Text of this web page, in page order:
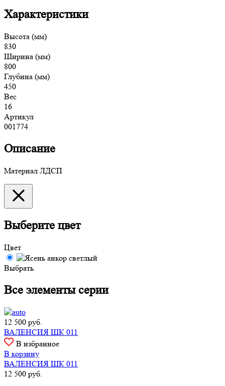
Характеристики
Высота (мм)
830
Ширина (мм)
800
Глубина (мм)
450
Вес
16
Артикул
001774
Описание
Материал ЛДСП
Выберите цвет
Цвет
Выбрать
Все элементы серии
12 500 руб.
ВАЛЕНСИЯ ШК 011
В избранное
В корзину
ВАЛЕНСИЯ ШК 011
12 500 руб.